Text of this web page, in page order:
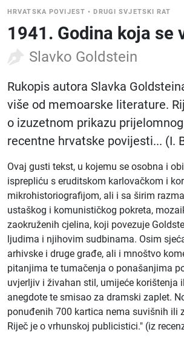
HRVATSKA POVIJEST •DRUGI SVJETSKI RAT
1941. Godina koja se
Slavko Goldstein
Rukopis autora Slavka
više od memoarske literature.
o izuzetnom prikazu
recentne hrvatske povijesti... (I.
Ovaj gusti tekst, u kojemu se osobna i
isprepliću s eruditskom karlovačkom i
mikrohistoriografijom, ali i sa širim
ustaškog i komunističkog pokreta,
zaokruženih cjelina, koji povezuje
ljudima i njihovim sudbinama. Osim
arhivske i druge građe, ali i mnoštvo
pitanjima te tumačenja o ponašanjima
uvjerljiv i živahan stil, umijeće korištenja
anegdote te smisao za dramski zaplet.
ponuđenih 700 kartica nema suvišnih ili
Riječ je o vrhunskoj publicistici." (iz